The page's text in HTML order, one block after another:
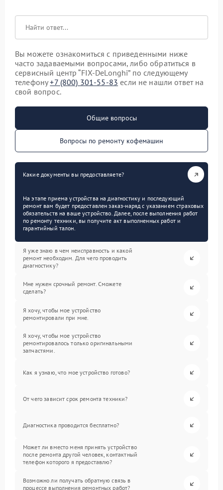
Вы можете ознакомиться с приведенными ниже
часто задаваемыми вопросами, либо обратиться в
сервисный центр “FIX-DeLonghi” по следующему
телефону+7 (800) 301-55-83 если не нашли ответ на
свой вопрос.
Общие вопросы
Вопросы по ремонту кофемашин
Какие документы вы предоставляете?
На этапе приема устройства на диагностику и последующий
ремонт вам будет предоставлен заказ-наряд с указанием страховых
обязательств на ваше устройство. Далее, после выполнения работ
по ремонту техники, вы получите акт выполненных работ и
гарантийный талон.
Я уже знаю в чем неисправность и какой
ремонт необходим. Для чего проводить
диагностику?
Мне нужен срочный ремонт. Сможете
сделать?
Я хочу, чтобы мое устройство
ремонтировали при мне.
Я хочу, чтобы мое устройство
ремонтировалось только оригинальными
запчастями.
Как я узнаю, что мое устройство готово?
От чего зависит срок ремонта техники?
Диагностика проводится бесплатно?
Может ли вместо меня принять устройство
после ремонта другой человек, контактный
телефон которого я предоставлю?
Возможно ли получать обратную связь в
процессе выполнения ремонтных работ?